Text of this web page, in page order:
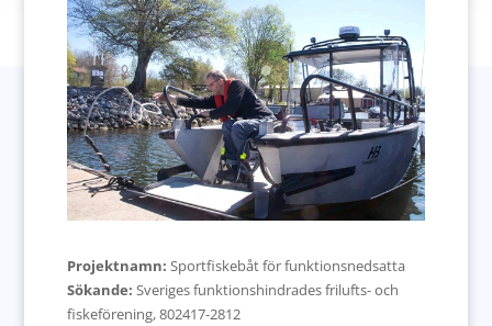
Projektnamn: Sportfiskebåt för funktionsnedsatta
Sökande: Sveriges funktionshindrades frilufts- och
fiskeförening, 802417-2812